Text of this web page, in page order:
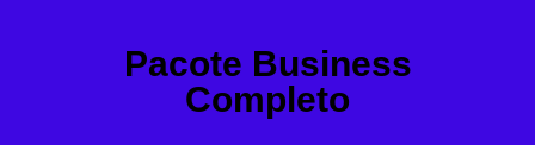
Pacote Business
Completo